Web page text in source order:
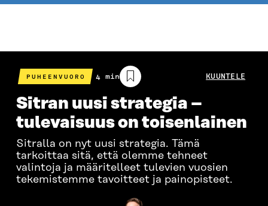
PUHEENVUORO
Arvioitu
lukuaika
4 min KUUNTELE
Sitran uusi strategia –
tulevaisuus on toisenlainen
Sitralla on nyt uusi strategia. Tämä
tarkoittaa sitä, että olemme tehneet
valintoja ja määritelleet tulevien vuosien
tekemistemme tavoitteet ja painopisteet.